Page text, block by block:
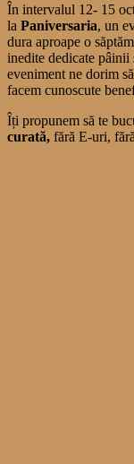
În intervalul 12- 15
la Paniversaria, un
dura aproape o
inedite dedicate pâinii
eveniment ne dorim
facem cunoscute
Îți propunem să te
curată, fără E-uri,